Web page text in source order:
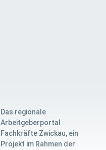
Das regionale
Arbeitgeberportal
Fachkräfte Zwickau, ein
Projekt im Rahmen der